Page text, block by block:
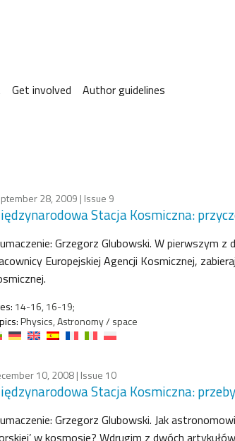
Get involved Author guidelines
28, 2009 | Issue 9
Stacja Kosmiczna:
Grzegorz Glubowski. W pierwszym
Europejskiej Agencji Kosmicznej,
14-16, 16-19;
Physics, Astronomy / space
10, 2008| Issue 10
Stacja Kosmiczna:
Grzegorz Glubowski. Jak
w kosmosie? Wdrugim z dwóch